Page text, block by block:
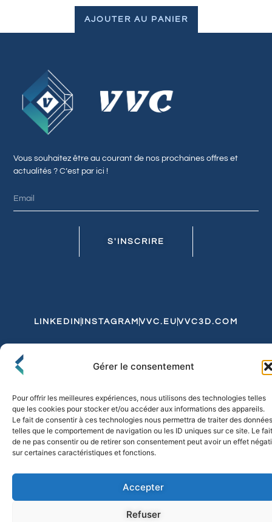
Gérer le consentement
Pour offrir les meilleures expériences, nous utilisons des technologies telles
que les cookies pour stocker et/ou accéder aux informations des appareils.
Le fait de consentir à ces technologies nous permettra de traiter des données
telles que le comportement de navigation ou les ID uniques sur ce site. Le fait
de ne pas consentir ou de retirer son consentement peut avoir un effet
sur certaines caractéristiques et fonctions.
Accepter
Refuser
AJOUTER AU PANIER
Vous souhaitez être au courant de nos prochaines offres et
actualités ? C’est par ici !
S'INSCRIRE
LINKEDIN INSTAGRAM VVC.EU VVC3D.COM
Politique de Confidentialité et de CookiesExpédition et Livraison
© 2026 FLO & CO. All Rights Reserved